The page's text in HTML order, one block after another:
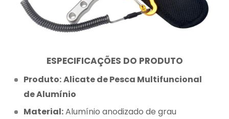
ESPECIFICAÇÕES DO PRODUTO
Produto:Alicate de Pesca Multifuncional
de Alumínio
Material:Alumínio anodizado de grau